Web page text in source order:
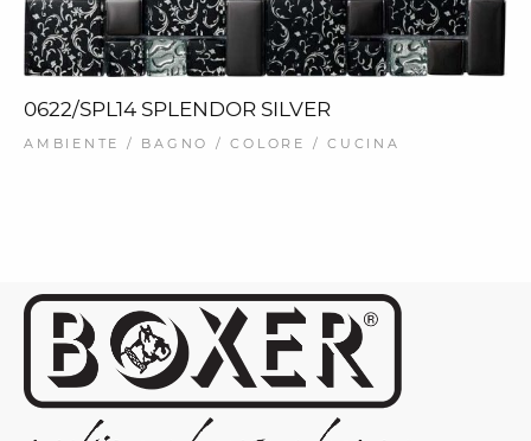
0622/SPL14 SPLENDOR SILVER
AMBIENTE / BAGNO / COLORE / CUCINA